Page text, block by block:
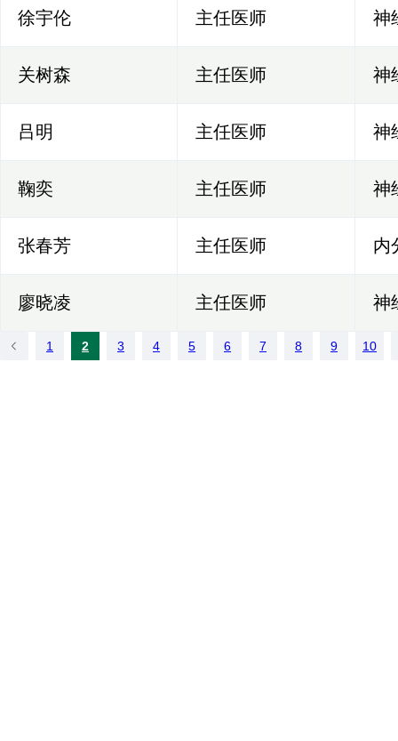
徐宇伦 主任医师 神
关树森 主任医师 神
吕明 主任医师 神
鞠奕 主任医师 神
张春芳 主任医师 内
廖晓凌 主任医师 神
1 2 3 4 5 6 7 8 9 10